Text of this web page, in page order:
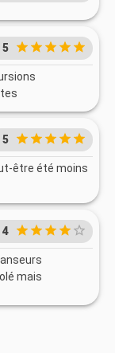
5
5
être été moins
4
mais